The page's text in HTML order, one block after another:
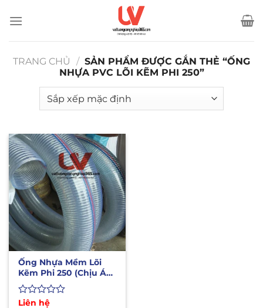
qua
TRANG CHỦ
/ SẢN PHẨM ĐƯỢC GẮN THẺ “ỐNG
NHỰA PVC LÕI KẼM PHI 250”
Ống Nhựa Mềm Lõi
Kẽm Phi 250 (Chịu Áp
Lực Cao, Mài Mòn Tốt)
Được
Liên hệ